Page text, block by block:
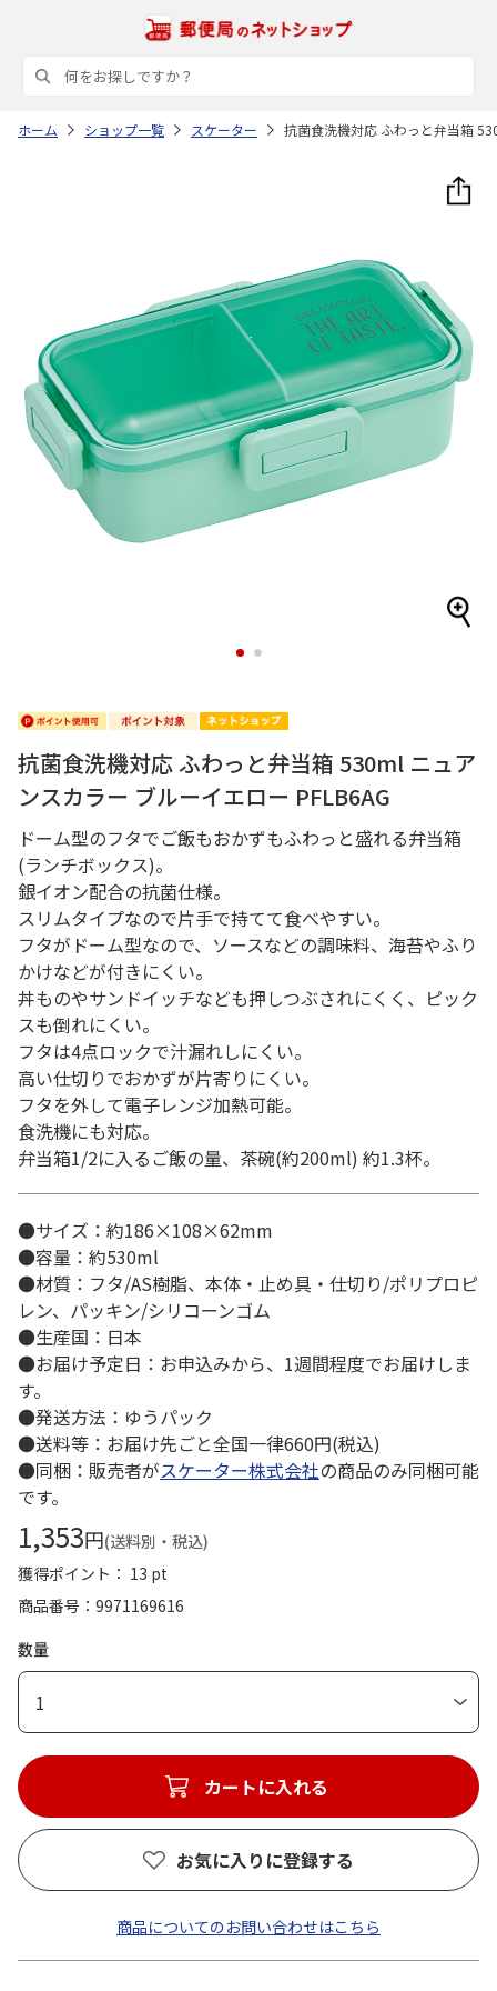
ホーム ショップ一覧 スケーター 抗菌食洗機対応 ふわっと弁当箱
1 2
抗菌食洗機対応 ふわっと弁当箱 530ml ニュア
ンスカラー ブルーイエロー PFLB6AG
ドーム型のフタでご飯もおかずもふわっと盛れる弁当箱
(ランチボックス)。
銀イオン配合の抗菌仕様。
スリムタイプなので片手で持てて食べやすい。
フタがドーム型なので、ソースなどの調味料、海苔やふり
かけなどが付きにくい。
丼ものやサンドイッチなども押しつぶされにくく、ピック
スも倒れにくい。
フタは4点ロックで汁漏れしにくい。
高い仕切りでおかずが片寄りにくい。
フタを外して電子レンジ加熱可能。
食洗機にも対応。
弁当箱1/2に入るご飯の量、茶碗(約200ml) 約1.3杯。
●サイズ：約186×108×62mm
●容量：約530ml
●材質：フタ/AS樹脂、本体・止め具・仕切り/ポリプロピ
レン、パッキン/シリコーンゴム
●生産国：日本
●お届け予定日：お申込みから、1週間程度でお届けしま
す。
●発送方法：ゆうパック
●送料等：お届け先ごと全国一律660円(税込)
●同梱：販売者がスケーター株式会社の商品のみ同梱可能
です。
1,353円(送料別・税込)
獲得ポイント： 13 pt
商品番号
9971169616
数量
1
カートに入れる
お気に入りに登録する
商品についてのお問い合わせはこちら